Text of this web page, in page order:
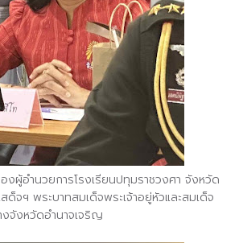
ผู้อำนวยการโรงเรียนปทุมราชวงศา จังหวัด
ด็จฯ พระบาทสมเด็จพระเจ้าอยู่หัวและสมเด็จ
จังหวัดอำนาจเจริญ